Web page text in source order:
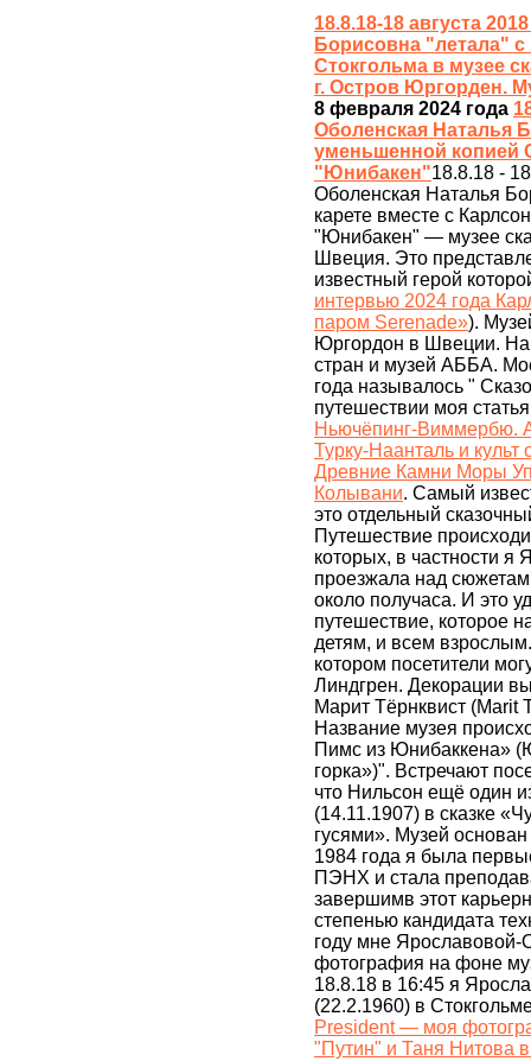
18.8.18-18 августа
Борисовна "летала"
Стокгольма в музее
г. Остров Юргорден.
8 февраля 2024 года
Оболенская Наталья
уменьшенной копией
"Юнибакен"18.8.18 -
Оболенская Наталья
карете вместе с
"Юнибакен" — музее
Швеция. Это
известный герой
интервью 2024 года
паром Serenade»).
Юргордон в Швеции.
стран и музей АББА.
года называлось "
путешествии моя
Ньючёпинг-Виммербю.
Турку-Наанталь и культ
Древние Камни Моры
Колывани. Самый
это отдельный
Путешествие
которых, в частности
проезжала над
около получаса. И это
путешествие, которое
детям, и всем
котором посетители
Линдгрен. Декорации
Марит Тёрнквист (Marit
Название музея
Пимс из Юнибаккена»
горка»)". Встречают
что Нильсон ещё один
(14.11.1907) в сказке
гусями». Музей
1984 года я была
ПЭНХ и стала
завершимв этот
степенью кандидата
году мне Ярославовой-
фотография на фоне
18.8.18 в 16:45 я
(22.2.1960) в
President — моя
"Путин" и Таня Нитова